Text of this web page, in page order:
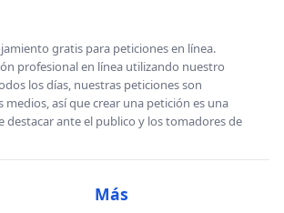
gratis para peticiones en línea.
profesional en línea utilizando nuestro
los días, nuestras peticiones son
medios, así que crear una petición es una
destacar ante el publico y los tomadores de
Más